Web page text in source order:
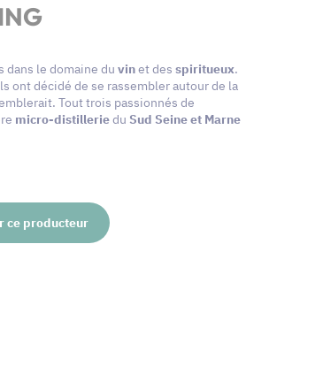
dans le domaine du vinet des spiritueux.
ont décidé de se rassembler autour de la
Tout trois passionnés de
micro-distilleriedu Sud Seine et Marne
ce producteur